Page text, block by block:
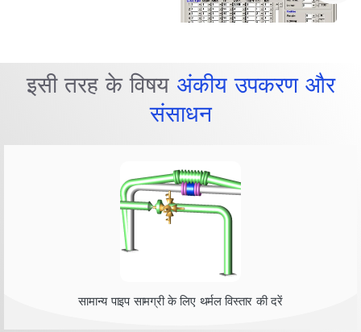
इसी तरह के विषय अंकीय उपकरण और
संसाधन
सामान्य पाइप सामग्री के लिए थर्मल विस्तार की दरें